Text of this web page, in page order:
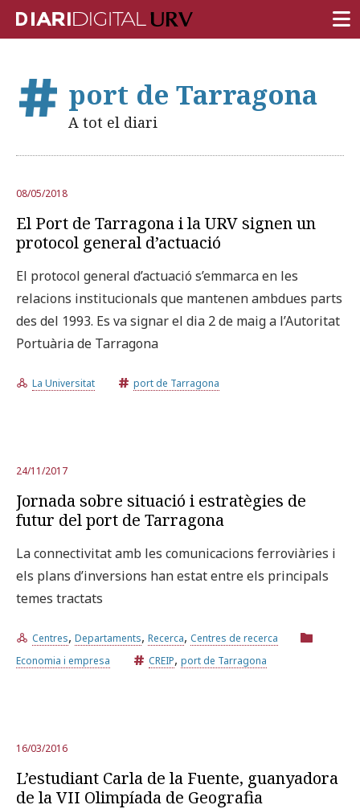
RECERCA
VIDA AL CAMPUS
COMUNITAT URV
Més categories
Subscriu-te als butlletins de la URV
CATALÀ ESPAÑOL
port de Tarragona
A tot el diari
08/05/2018
El Port de Tarragona i la URV signen un
protocol general d’actuació
El protocol general d’actuació s’emmarca en les
relacions institucionals que mantenen ambdues parts
des del 1993. Es va signar el dia 2 de maig a l’Autoritat
Portuària de Tarragona
La Universitat port de Tarragona
24/11/2017
Jornada sobre situació i estratègies de
futur del port de Tarragona
La connectivitat amb les comunicacions ferroviàries i
els plans d’inversions han estat entre els principals
temes tractats
Centres, Departaments, Recerca, Centres de recerca
Economia i empresa
CREIP, port de Tarragona
16/03/2016
L’estudiant Carla de la Fuente, guanyadora
de la VII Olimpíada de Geografia